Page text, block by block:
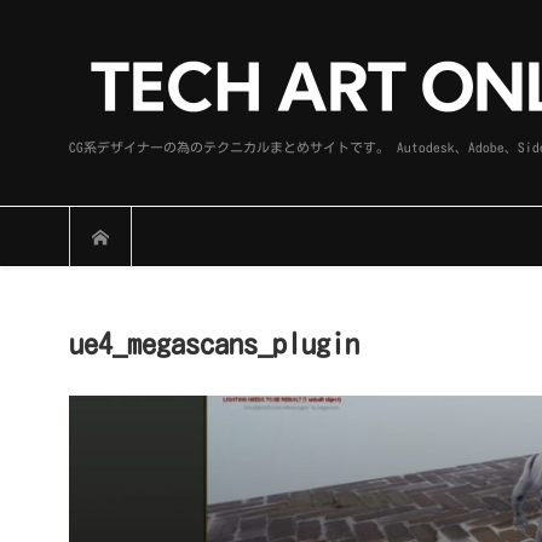
CG系デザイナーの為のテクニカルまとめサイトです。 Autodesk、Adobe、
ue4_megascans_plugin